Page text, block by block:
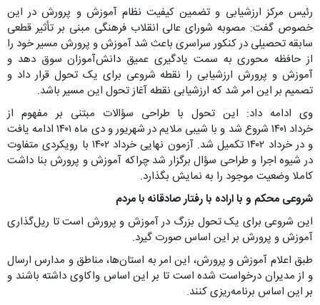
رئیس مرکز ارزشیابی و تضمین کیفیت نظام آموزش‌ و پرورش در این
خصوص گفت: مصوبه شورای عالی انقلاب فرهنگی مبنی بر تأثیر قطعی
سابقه تحصیلی در کنکور سراسری باعث شد آموزش و پرورش مسیر خود را
از حافظه محوری به سمت یادگیری عمیق دانش‌آموزان سوق دهد و
آموزش و پرورش ارزشیابی را نقطه شروعی برای یک تحول قرار داد و
تصمیم بر این امر شد که ارزشیابی نقطه آغاز تحول این مسیر باشد.
وی ادامه داد: این تحول با طراحی سؤالات مبتنی بر مفهوم از
خرداد ۱۴۰۱ شروع شد و با شیبی ملایم در شهریور و دی ماه ۱۴۰۱ ادامه یافت
و در خرداد ۱۴۰۲ تکمیل شد. آزمون نهایی خرداد ۱۴۰۲ با رویکردی متفاوت
در شیوه اجرا و طراحی سؤال برگزار شد چراکه آموزش و پرورش بنا داشت
کاملا وضعیت موجود را به نمایش بگذارد.
شروعی محکم و با اراده با رفتار صادقانه با مردم
این شروعی برای یک تحول بزرگ در آموزش و پرورش است تا ریل‌گذاری
آموزش و پرورش بر این اساس صورت گیرد.
طبق اعلام آموزش و پرورش، این امر به استان‌ها، مناطق و مدارس ارسال
و از مدیران درخواست شده است تا بر این اساس واکاوی داشته باشند و
بر این اساس برنامه‌ریزی کنند.